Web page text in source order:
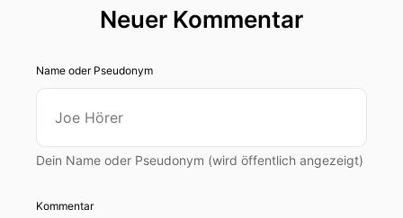
Neuer Kommentar
Name oder Pseudonym
Dein Name oder Pseudonym (wird öffentlich angezeigt)
Kommentar